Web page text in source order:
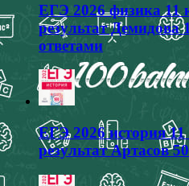
ЕГЭ 2026 физика 11
результат Демидова
ответами
ЕГЭ 2026 история
результат Артасов